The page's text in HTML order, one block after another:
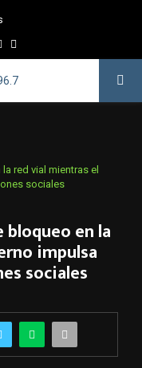
Whatsapp
red vial mientras el
sociales
bloqueo en la
impulsa
sociales